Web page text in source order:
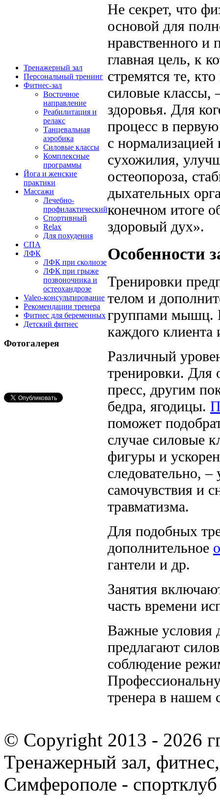
Тренажерный зал
Персональный тренинг
Фитнес-зал
Восточное
направление
Реабилитация и
релакс
Танцевальная
аэробика
Силовые классы
Комплексные
программы
Йога и женские
практики
Массажи
Лечебно-
профилактический
Спортивный
Relax
Для похудения
СПА
ЛФК
ЛФК при сколиозе
ЛФК при грыже
позвоночника и
остеохандрозе
Valeo-консультирование
Рекомендации тренера
Фитнес для беременных
Детский фитнес
Фотогалерея
Не секрет, что
основой для
нравственного и
главная цель, к
стремятся те,
силовые классы,
здоровья. Для
процесс в
с нормализацией
сухожилия,
остеопороза,
дыхательных
конечном итоге
здоровый дух».
Особенности
Тренировки
телом и
группами мышц.
каждого клиента
Различный
тренировки. Для
пресс, другим
бедра, ягодицы.
поможет
случае силовые
фигуры и
следовательно,
самочувствия и
травматизма.
Для подобных
дополнительное
гантели и др.
Занятия
часть времени
Важные условия
предлагают
соблюдение
тренера в нашем
© Copyright 2013 - 2026
Тренажерный зал,
Симферополе -